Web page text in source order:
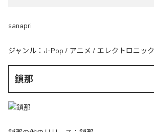
sanapri
ジャンル： J-Pop / アニメ / エレクトロニック
鎖那